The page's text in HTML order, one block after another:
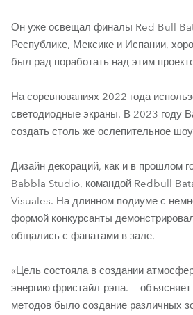
Он уже освещал финалы Red Bull
Республике, Мексике и Испании,
был рад поработать над этим
На соревнованиях 2022 года
светодиодные экраны. В 2023 году
создать столь же ослепительное
Дизайн декораций, как и в прошлом
Babbla Studio, командой Redbull
Visuales. На длинном подиуме с
формой конкурсанты
общались с фанатами в зале.
«Цель состояла в создании
энергию фристайл-рэпа. —
методов было создание различных